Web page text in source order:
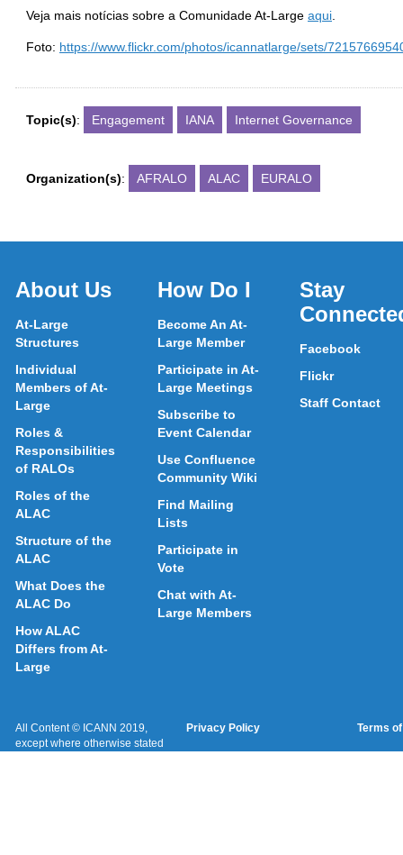
Veja mais notícias sobre a Comunidade At-Large aqui
Foto: https://www.flickr.com/photos/icannatlarge/sets/
Topic(s): Engagement IANA Internet Governance
Organization(s): AFRALO ALAC EURALO
About Us
At-Large
Structures
Individual
Members of At-
Large
Roles &
Responsibilities
of RALOs
Roles of the
ALAC
Structure of the
ALAC
What Does the
ALAC Do
How ALAC
Differs from At-
Large
How Do I
Become An At-
Large Member
Participate in At-
Large Meetings
Subscribe to
Event Calendar
Use Confluence
Community Wiki
Find Mailing
Lists
Participate in
Vote
Chat with At-
Large Members
Stay
Facebook
Flickr
Staff Contact
All Content © ICANN 2019,
except where otherwise stated
Privacy Policy Terms